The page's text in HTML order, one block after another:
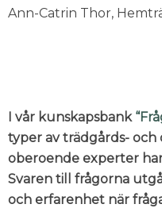
Ann-Catrin Thor,
I vår kunskapsbank
typer av trädgårds- och
oberoende experter
Svaren till frågorna
och erfarenhet när